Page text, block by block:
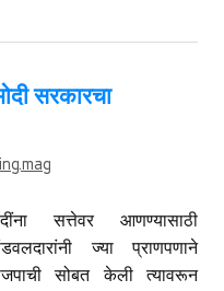
सरकारचा
सत्तेवर आणण्यासाठी
ज्या प्राणपणाने
सोबत केली त्यावरून